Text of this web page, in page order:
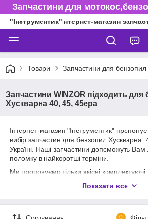
Запчастини для
"Інструментик"Інтернет-магазин
Товари Запчастини для бензопил
Запчастини WINZOR підходить для
Хускварна 40, 45, 45epa
Інтернет-магазин "Інструментик"
вибір запчастин для бензопил Хускварна
Україні. Наші запчастини допоможуть Вам
поломку в найкоротші терміни.
Ми пропонуємо тільки якісні
продукції. Ви зможете знайти у нашому
Показати все
Сортування 0